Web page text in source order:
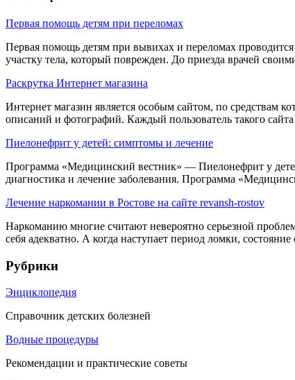
Первая помощь детям при переломах
Первая помощь детям при вывихах и переломах
участку тела, который поврежден. До приезда врачей
Раскрутка Интернет магазина
Интернет магазин является особым сайтом, по средствам
описаний и фотографий. Каждый пользователь такого
Пиелонефрит у детей: симптомы и лечение
Программа «Медицинский вестник» — Пиелонефрит у
диагностика и лечение заболевания. Программа
Лечение наркомании в Ростове на сайте revansh-rostov
Наркоманию многие считают невероятно серьезной
себя адекватно. А когда наступает период ломки, состояние
Рубрики
Энциклопедия
Справочник детских болезней
Водные процедуры
Рекомендации и практические советы